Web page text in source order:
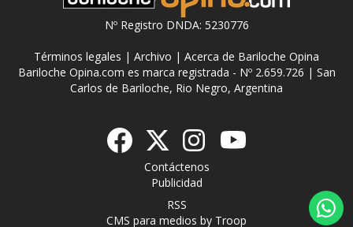
Nº Registro DNDA: 5230776
Términos legales | Archivo | Acerca de Bariloche Opina
Bariloche Opina.com es marca registrada - Nº 2.659.726 | San
Carlos de Bariloche, Rio Negro, Argentina
Contáctenos
Publicidad
RSS
CMS para medios by Troop